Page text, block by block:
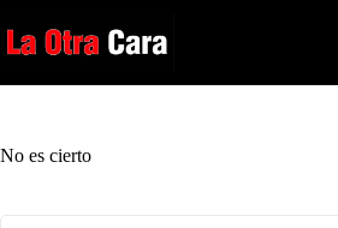
al
contenido
No es cierto